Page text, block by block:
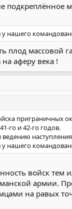
подкреплённое
нашего
плод массовой
аферу века !
го и 42-го годов.
нашего
войск
армии.
на равых